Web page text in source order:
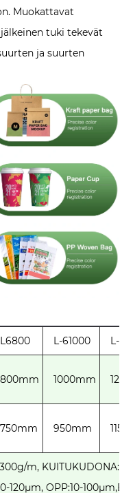
Muokattavat
tuki tekevät
ja suurten
L6800 L-61000 L-
800mm 1000mm
750mm 950mm
m, KUITUKUDONA:15-
120μm, OPP:10-100μm,